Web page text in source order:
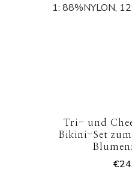
1: 88%NYLON,
Tri- und
Bikini-Set
€